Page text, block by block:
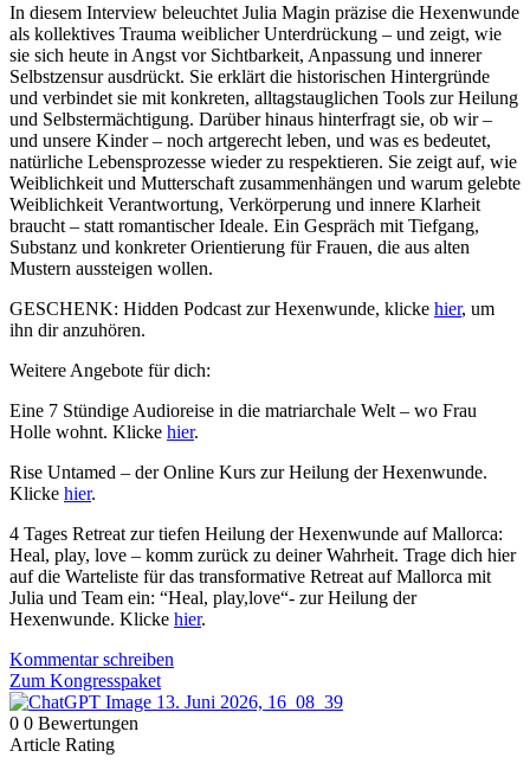
In diesem Interview beleuchtet Julia Magin präzise die Hexenwunde
als kollektives Trauma weiblicher Unterdrückung – und zeigt, wie
sie sich heute in Angst vor Sichtbarkeit, Anpassung und innerer
Selbstzensur ausdrückt. Sie erklärt die historischen Hintergründe
und verbindet sie mit konkreten, alltagstauglichen Tools zur Heilung
und Selbstermächtigung. Darüber hinaus hinterfragt sie, ob wir –
und unsere Kinder – noch artgerecht leben, und was es bedeutet,
natürliche Lebensprozesse wieder zu respektieren. Sie zeigt auf, wie
Weiblichkeit und Mutterschaft zusammenhängen und warum gelebte
Weiblichkeit Verantwortung, Verkörperung und innere Klarheit
braucht – statt romantischer Ideale. Ein Gespräch mit Tiefgang,
Substanz und konkreter Orientierung für Frauen, die aus alten
Mustern aussteigen wollen.
GESCHENK: Hidden Podcast zur Hexenwunde, klicke hier, um
ihn dir anzuhören.
Weitere Angebote für dich:
Eine 7 Stündige Audioreise in die matriarchale Welt – wo Frau
Holle wohnt. Klicke hier.
Rise Untamed – der Online Kurs zur Heilung der Hexenwunde.
Klicke hier.
4 Tages Retreat zur tiefen Heilung der Hexenwunde auf Mallorca:
Heal, play, love – komm zurück zu deiner Wahrheit. Trage dich hier
auf die Warteliste für das transformative Retreat auf Mallorca mit
Julia und Team ein: “Heal, play,love“- zur Heilung der
Hexenwunde. Klicke hier.
Kommentar schreiben
Zum Kongresspaket
0 0 Bewertungen
Article Rating